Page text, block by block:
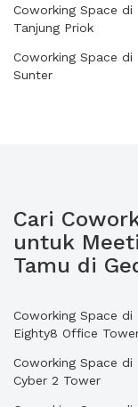
Coworking Space di
Tanjung Priok
Coworking Space di
Sunter
Cari
untuk
Tamu di
Coworking Space di
Eighty8 Office
Coworking Space di
Cyber 2 Tower